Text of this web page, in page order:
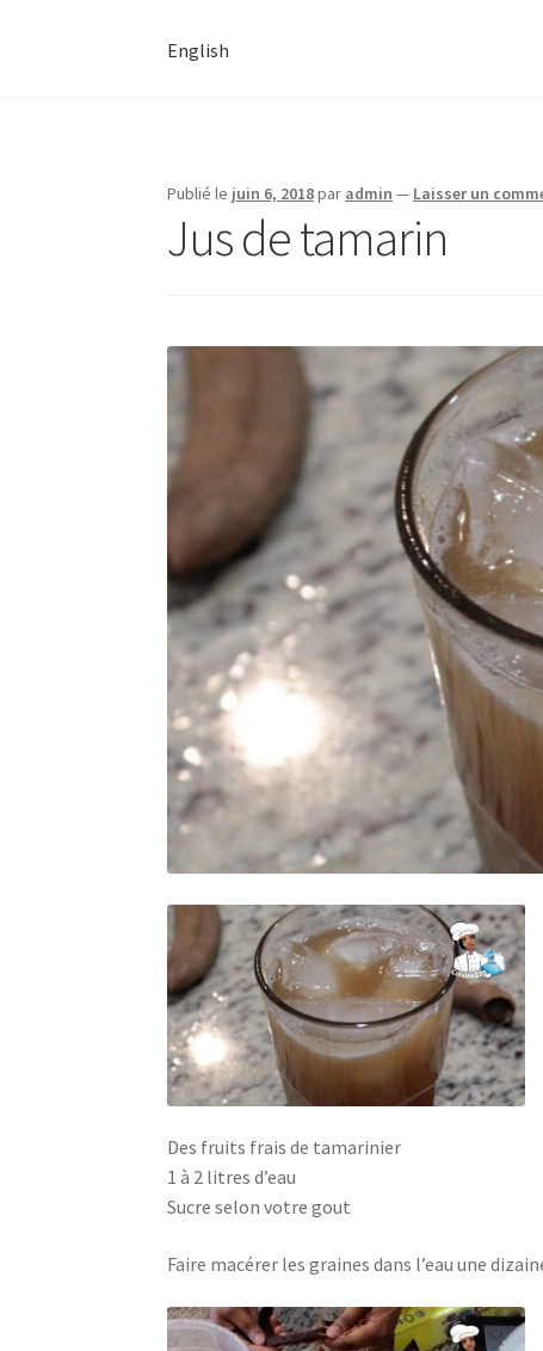
English
Publié le juin 6, 2018par admin — Laisser un
Jus de tamarin
Des fruits frais de tamarinier
1 à 2 litres d’eau
Sucre selon votre gout
Faire macérer les graines dans l’eau une